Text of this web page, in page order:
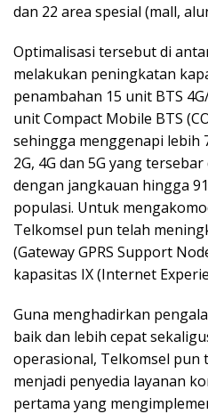
dan 22 area spesial (mall,
Optimalisasi tersebut di
melakukan peningkatan
penambahan 15 unit BTS
unit Compact Mobile BTS
sehingga menggenapi lebih
2G, 4G dan 5G yang
dengan jangkauan hingga
populasi. Untuk
Telkomsel pun telah
(Gateway GPRS Support
kapasitas IX (Internet
Guna menghadirkan
baik dan lebih cepat
operasional, Telkomsel
menjadi penyedia layanan
pertama yang